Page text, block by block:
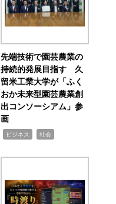
先端技術で園芸農業の
持続的発展目指す 久
留米工業大学が「ふく
おか未来型園芸農業創
出コンソーシアム」参
画
ビジネス 社会